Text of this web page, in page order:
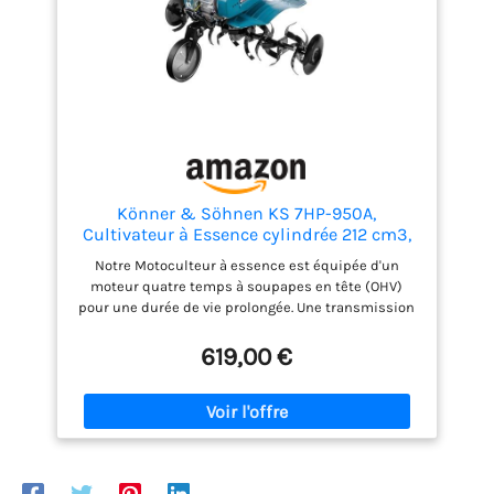
maximum de plaisir et de confort lors de
l'utilisation de notre motoculteur.
Könner & Söhnen KS 7HP-950A,
Cultivateur à Essence cylindrée 212 cm3,
Motoculteur de Jardin, de Labour Max. 31
cm, motobineuse pour parcelles
familiales, parterres de Fleurs et parcelles
de Jardin.
Notre Motoculteur à essence est équipée d'un
moteur quatre temps à soupapes en tête (OHV)
pour une durée de vie prolongée. Une transmission
motobineuse à essence est équipée d'une roue de
transport pour un transport aisé. Les socs réglables
permettent un réglage rapide et facile de la
profondeur de labour. Elle offre une grande
maniabilité. Notre Cultivateur est dotée d'une
619,00 €